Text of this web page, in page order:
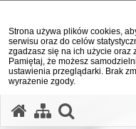
Strona używa plików cookies,
serwisu oraz do celów
zgadzasz się na ich użycie oraz
Pamiętaj, że możesz
ustawienia przeglądarki. Brak
wyrażenie zgody.